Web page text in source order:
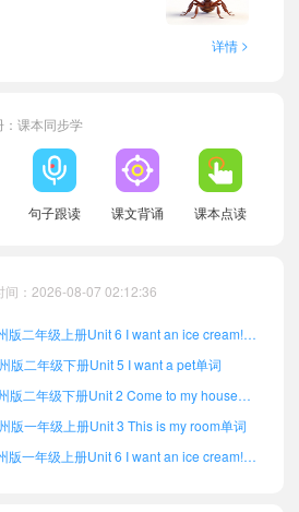
详情 >
课本同步学
句子跟读 课文背诵 课本点读
间：2026-08-07 02:12:36
版二年级下册Unit 1 I love my family单词
广州版二年级上册Unit 6 I want an ice cream!单词
版二年级下册Unit 5 I want a pet单词
广州版二年级下册Unit 2 Come to my house单词
版一年级上册Unit 3 This is my room单词
广州版一年级上册Unit 6 I want an ice cream!单词